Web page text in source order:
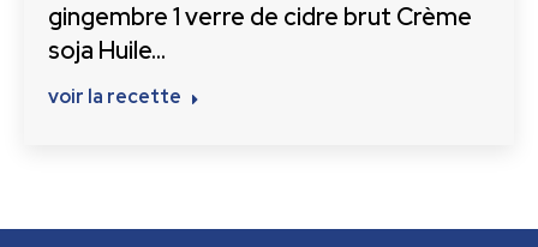
gingembre 1 verre de cidre brut Crème
soja Huile…
voir la recette